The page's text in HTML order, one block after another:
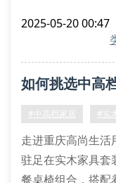
餐桌上的手工摆件
挑选实木家具材质
木，这类木材不仅
2025-05-20 00:47
如何挑选中高
#中高档家居 #实
走进重庆高尚生活
驻足在实木家具套
餐桌椅组合，搭配